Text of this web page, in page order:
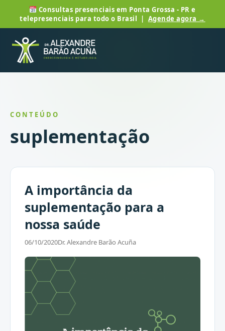
Consultas presenciais em Ponta Grossa - PR e
telepresenciais para todo o Brasil | Agende agora →
CONTEÚDO
suplementação
A importância da
suplementação para a
nossa saúde
06/10/2020Dr. Alexandre Barão Acuña